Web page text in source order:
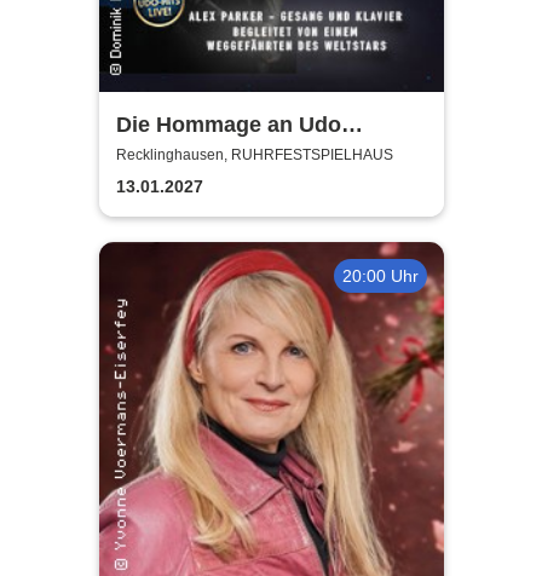
Die Hommage an Udo
Jürgens - Das Konzert mit
Alex Parker
Recklinghausen, RUHRFESTSPIELHAUS
13.01.2027
20:00 Uhr